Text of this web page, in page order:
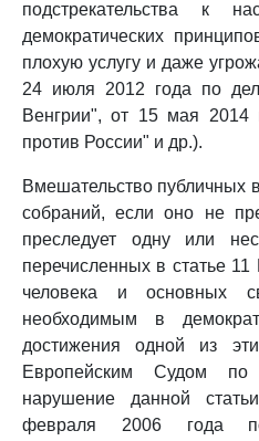
подстрекательства к
демократических
плохую услугу и даже
24 июля 2012 года по
Венгрии", от 15 мая 2014
против России" и др.).
Вмешательство публичных
собраний, если оно не
преследует одну или
перечисленных в статье
человека и основных
необходимым в
достижения одной из
Европейским Судом
нарушение данной
февраля 2006 года